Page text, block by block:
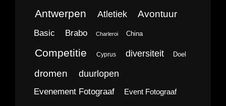
Antwerpen Atletiek Avontuur
Basic Brabo Charleroi China
Competitie Cyprus diversiteit Doel
dromen duurlopen
Evenement Fotograaf Event Fotograaf